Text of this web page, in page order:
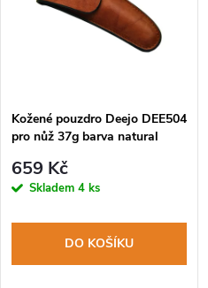
Kožené pouzdro Deejo DEE504
pro nůž 37g barva natural
659 Kč
Skladem 4 ks
DO KOŠÍKU